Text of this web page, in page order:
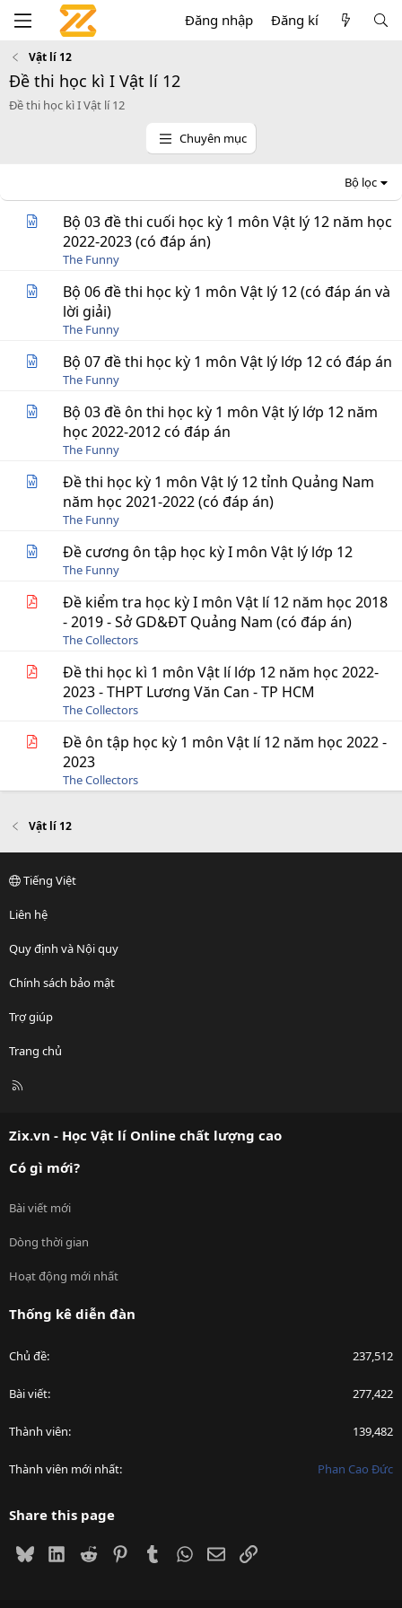
Đăng nhập Đăng kí
Vật lí 12
Đề thi học kì I Vật lí 12
Đề thi học kì I Vật lí 12
Chuyên mục
Bộ lọc
Bộ 03 đề thi cuối học kỳ 1 môn Vật lý 12 năm học
2022-2023 (có đáp án)
The Funny
Bộ 06 đề thi học kỳ 1 môn Vật lý 12 (có đáp án và
lời giải)
The Funny
Bộ 07 đề thi học kỳ 1 môn Vật lý lớp 12 có đáp án
The Funny
Bộ 03 đề ôn thi học kỳ 1 môn Vật lý lớp 12 năm
học 2022-2012 có đáp án
The Funny
Đề thi học kỳ 1 môn Vật lý 12 tỉnh Quảng Nam
năm học 2021-2022 (có đáp án)
The Funny
Đề cương ôn tập học kỳ I môn Vật lý lớp 12
The Funny
Đề kiểm tra học kỳ I môn Vật lí 12 năm học 2018
- 2019 - Sở GD&ĐT Quảng Nam (có đáp án)
The Collectors
Đề thi học kì 1 môn Vật lí lớp 12 năm học 2022-
2023 - THPT Lương Văn Can - TP HCM
The Collectors
Đề ôn tập học kỳ 1 môn Vật lí 12 năm học 2022 -
2023
The Collectors
Vật lí 12
Tiếng Việt
Liên hệ
Quy định và Nội quy
Chính sách bảo mật
Trợ giúp
Trang chủ
R
Zix.vn - Học Vật lí Online chất lượng cao
Có gì mới?
Bài viết mới
Dòng thời gian
Hoạt động mới nhất
Thống kê diễn đàn
Chủ đề 237,512
Bài viết 277,422
Thành viên 139,482
Thành viên mới nhất Phan Cao Đức
Share this page
BlueskyLinkedIn
Reddit PinterestTumblrWhatsApp
EmailLink